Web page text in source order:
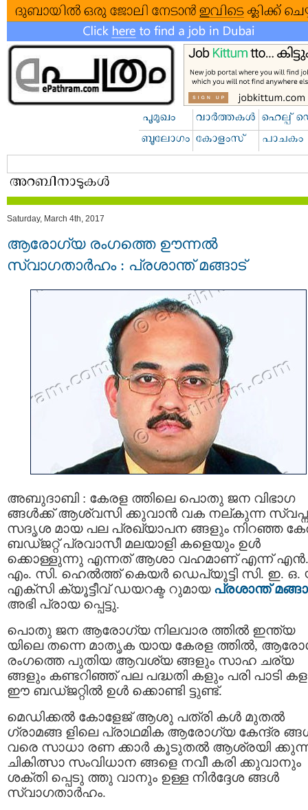
Saturday, March 4th, 2017
ആരോഗ്യ രംഗത്തെ ഊന്നൽ
സ്വാഗതാർഹം : പ്രശാന്ത് മങ്ങാട്
അബുദാബി : കേരള ത്തിലെ പൊതു ജന വിഭാഗ
ങ്ങൾക്ക് ആശ്വസി ക്കുവാൻ വക നല്കുന്ന സ്വപ്ന
സദൃശ മായ പല പ്രഖ്യാപന ങ്ങളും നിറഞ്ഞ
ബഡ്‌ജറ്റ്‌ പ്രവാസീ മലയാളി കളെയും ഉൾ
ക്കൊള്ളുന്നു എന്നത് ആശാ വഹമാണ് എന്ന് എൻ.
എം. സി. ഹെൽത്ത് കെയർ ഡെപ്യൂട്ടി സി. ഇ. ഒ.
എക്സി ക്യൂട്ടീവ് ഡയറക്ട റുമായ പ്രശാന്ത്
അഭി പ്രായ പ്പെട്ടു.
പൊതു ജന ആരോഗ്യ നിലവാര ത്തിൽ ഇന്ത്യ
യിലെ തന്നെ മാതൃക യായ കേരള ത്തിൽ,
രംഗത്തെ പുതിയ ആവശ്യ ങ്ങളും സാഹ ചര്യ
ങ്ങളും കണ്ടറിഞ്ഞ് പല പദ്ധതി കളും പരി പാടി
ഈ ബഡ്ജറ്റിൽ ഉൾ ക്കൊണ്ടി ട്ടുണ്ട്.
മെഡിക്കൽ കോളേജ് ആശു പത്രി കൾ മുതൽ
ഗ്രാമങ്ങ ളിലെ പ്രാഥമിക ആരോഗ്യ കേന്ദ്ര
വരെ സാധാ രണ ക്കാർ കൂടുതൽ ആശ്രയി
ചികിത്സാ സംവിധാന ങ്ങളെ നവീ കരി ക്കുവാനും
ശക്തി പ്പെടു ത്തു വാനും ഉള്ള നിർദ്ദേശ ങ്ങൾ
സ്വാഗതാർഹം.